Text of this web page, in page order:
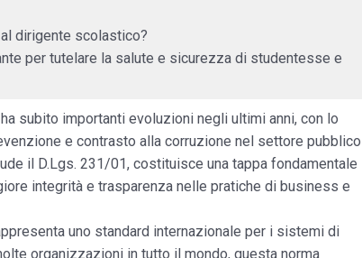
dirigente scolastico?
per tutelare la salute e sicurezza di studentesse e
subito importanti evoluzioni negli ultimi anni, con lo
e contrasto alla corruzione nel settore pubblico
il D.Lgs. 231/01, costituisce una tappa fondamentale
integrità e trasparenza nelle pratiche di business e
uno standard internazionale per i sistemi di
organizzazioni in tutto il mondo, questa norma